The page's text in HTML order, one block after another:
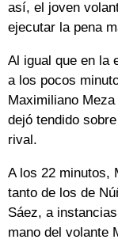
así, el joven
ejecutar la pena
Al igual que en la
a los pocos
Maximiliano
dejó tendido
rival.
A los 22 minutos,
tanto de los de
Sáez, a
mano del volante